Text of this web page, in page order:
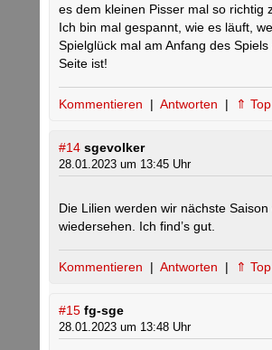
es dem kleinen Pisser mal so richtig
Ich bin mal gespannt, wie es läuft,
Spielglück mal am Anfang des
Seite ist!
Kommentieren | Antworten | ⇑ Top
#14 sgevolker
28.01.2023 um 13:45 Uhr
Die Lilien werden wir nächste Saison
wiedersehen. Ich find’s gut.
Kommentieren | Antworten | ⇑ Top
#15 fg-sge
28.01.2023 um 13:48 Uhr